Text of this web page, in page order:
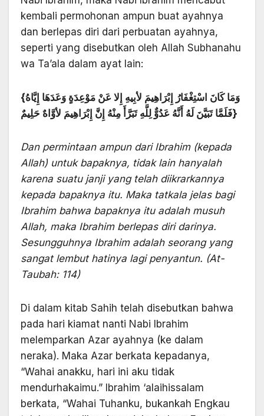
kembali permohonan ampun buat ayahnya
dan berlepas diri dari perbuatan ayahnya,
seperti yang disebutkan oleh Allah Subhanahu
wa Ta’ala dalam ayat lain:
{وَمَا كَانَ اسْتِغْفَارُ إِبْرَاهِيمَ لأبِيهِ إِلا عَنْ مَوْعِدَةٍ وَعَدَهَا إِيَّاهُ
فَلَمَّا تَبَيَّنَ لَهُ أَنَّهُ عَدُوٌّ لِلَّهِ تَبَرَّأَ مِنْهُ إِنَّ إِبْرَاهِيمَ لأوَّاهٌ حَلِيمٌ}
Dan permintaan ampun dari Ibrahim (kepada
Allah) untuk bapaknya, tidak lain hanyalah
karena suatu janji yang telah diikrarkannya
kepada bapaknya itu. Maka tatkala jelas bagi
Ibrahim bahwa bapaknya itu adalah musuh
Allah, maka Ibrahim berlepas diri darinya.
Sesungguhnya Ibrahim adalah seorang yang
sangat lembut hatinya lagi penyantun. (At-
Taubah: 114)
Di dalam kitab Sahih telah disebutkan bahwa
pada hari kiamat nanti Nabi Ibrahim
melemparkan Azar ayahnya (ke dalam
neraka). Maka Azar berkata kepadanya,
“Wahai anakku, hari ini aku tidak
mendurhakaimu.” Ibrahim ‘alaihissalam
berkata, “Wahai Tuhanku, bukankah Engkau